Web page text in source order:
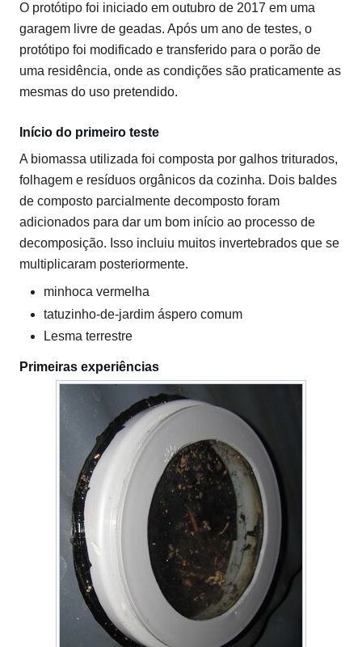
O protótipo foi iniciado em outubro de 2017 em uma
garagem livre de geadas. Após um ano de testes, o
protótipo foi modificado e transferido para o porão de
uma residência, onde as condições são praticamente as
mesmas do uso pretendido.
Início do primeiro teste
A biomassa utilizada foi composta por galhos triturados,
folhagem e resíduos orgânicos da cozinha. Dois baldes
de composto parcialmente decomposto foram
adicionados para dar um bom início ao processo de
decomposição. Isso incluiu muitos invertebrados que se
multiplicaram posteriormente.
minhoca vermelha
tatuzinho-de-jardim áspero comum
Lesma terrestre
Primeiras experiências